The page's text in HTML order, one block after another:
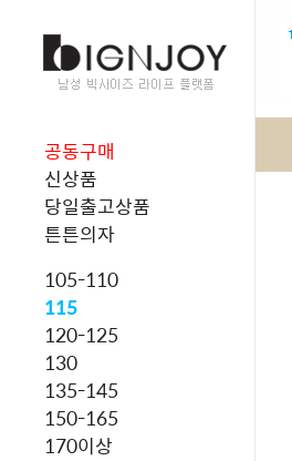
공동구매
신상품
당일출고상품
튼튼의자
105-110
115
120-125
130
135-145
150-165
170이상